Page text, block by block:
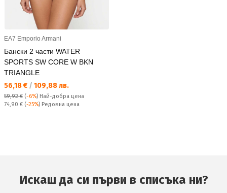
EA7 Emporio Armani
Бански 2 части WATER
SPORTS SW CORE W BKN
TRIANGLE
Текуща цена:
56,18 € / 109,88 лв.
59,92 € (-6%) Най-добра цена
Редовна цена:
74,90 € (-25%) Редовна цена
Искаш да си първи в списъка ни?